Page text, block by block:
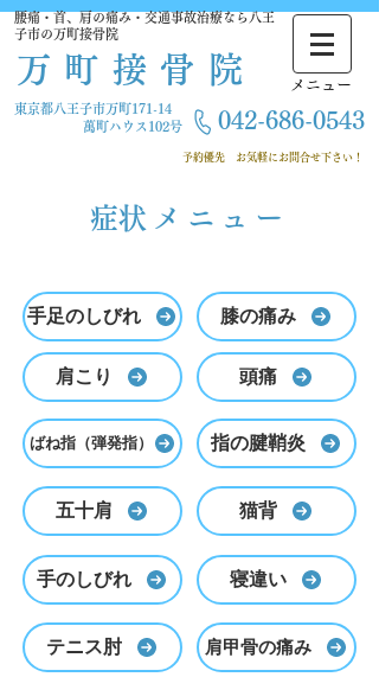
腰痛・首、肩の痛み・交通事故治療なら八王
子市の万町接骨院
万町接骨院 ​メニュー
東京都八王子市万町171-14
萬町ハウス102号
042-686-0543
​ 予約優先 お気軽にお問合せ下さい！
​症状メニュー
手足のしびれ
肩こり
膝の痛み
頭痛
ばね指（弾発指） 指の腱鞘炎
五十肩 猫背
手のしびれ 寝違い
テニス肘 肩甲骨の痛み